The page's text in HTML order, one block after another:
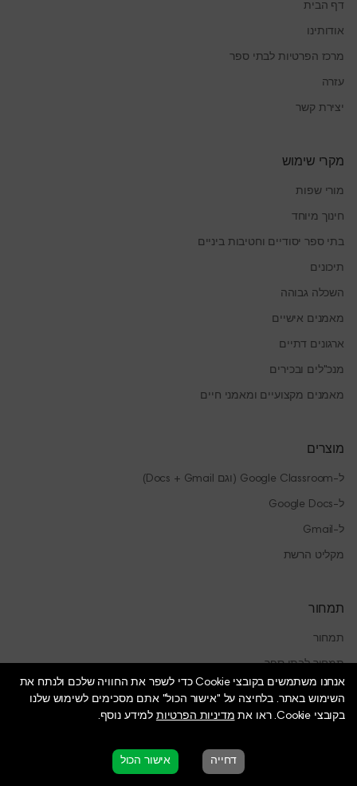
אנחנו משתמשים בקובצי Cookie כדי לשפר את החוויה שלכם ולנתח את
השימוש באתר. בלחיצה על "אישור הכול" אתם מסכימים לשימוש שלנו
בקובצי Cookie. ראו את
מדיניות הפרטיות למידע נוסף.
דחייה אישור הכול
דף הבית
אודותינו
מרכז הפרטיות לבתי ספר
עזרה
יצירת קשר
מקרי שימוש
מורי שפות
חינוך מיוחד
בתי ספר יסודיים וחטיבות ביניים
תיכונים
השכלה גבוהה
מאמנים אישיים
ארגונים דתיים
מנכ"לים ובכירים
מאמנים מקצועיים ומאמני חיים
מוצרים
ל-Google Classroom (וגם Docs + Gmail)
ל-Google Docs
ל-Gmail
מקליט הרשת
תמחור
תמחור
תמחור לבתי ספר
Copyright 2026, JoWoCo, LLC. כל הזכויות שמורות.